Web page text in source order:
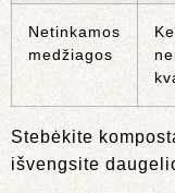
Netinkamos
medžiagos
Stebėkite
išvengsite